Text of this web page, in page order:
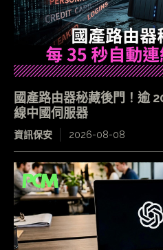
國產路由器秘藏後門！逾
線中國伺服器
資訊保安 2026-08-08